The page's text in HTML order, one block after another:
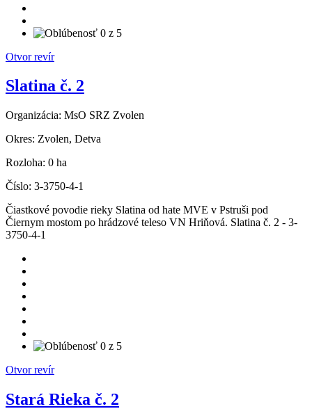
Otvor revír
Slatina č. 2
Organizácia: MsO SRZ Zvolen
Okres: Zvolen, Detva
Rozloha: 0 ha
Číslo: 3-3750-4-1
Čiastkové povodie rieky Slatina od hate MVE v Pstruši pod
Čiernym mostom po hrádzové teleso VN Hriňová. Slatina č. 2 - 3-
3750-4-1
Otvor revír
Stará Rieka č. 2